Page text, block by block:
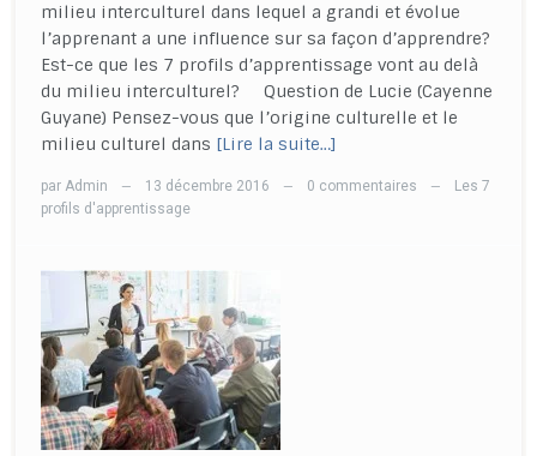
milieu interculturel dans lequel a grandi et évolue
l’apprenant a une influence sur sa façon d’apprendre?
Est-ce que les 7 profils d’apprentissage vont au delà
du milieu interculturel? Question de Lucie (Cayenne
Guyane) Pensez-vous que l’origine culturelle et le
milieu culturel dans [Lire la suite…]
par Admin — 13 décembre 2016 — 0 commentaires —
Les 7
profils d'apprentissage